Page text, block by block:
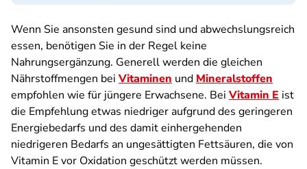
Wenn Sie ansonsten gesund sind und abwechslungsreich
essen, benötigen Sie in der Regel keine
Nahrungsergänzung. Generell werden die gleichen
Nährstoffmengen bei Vitaminen und Mineralstoffen
empfohlen wie für jüngere Erwachsene. Bei Vitamin E ist
die Empfehlung etwas niedriger aufgrund des geringeren
Energiebedarfs und des damit einhergehenden
niedrigeren Bedarfs an ungesättigten Fettsäuren, die von
Vitamin E vor Oxidation geschützt werden müssen.